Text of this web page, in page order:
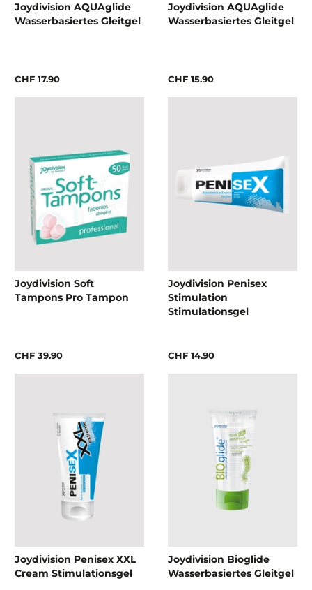
Joydivision AQUAglide
Wasserbasiertes Gleitgel
CHF 17.90
Joydivision AQUAglide
Wasserbasiertes Gleitgel
CHF 15.90
Joydivision Soft
Tampons Pro Tampon
CHF 39.90
Joydivision Penisex
Stimulation
Stimulationsgel
CHF 14.90
Joydivision Penisex XXL
Cream Stimulationsgel
Joydivision Bioglide
Wasserbasiertes Gleitgel